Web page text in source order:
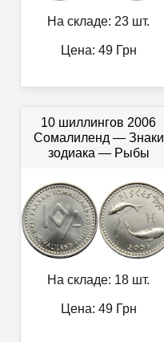
На складе: 23 шт.
Цена: 49Грн
10 шиллингов 2006
Сомалиленд — Знаки
зодиака — Рыбы
На складе: 18 шт.
Цена: 49Грн